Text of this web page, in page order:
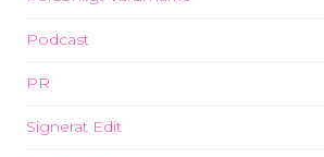
Podcast
PR
Signerat Edit